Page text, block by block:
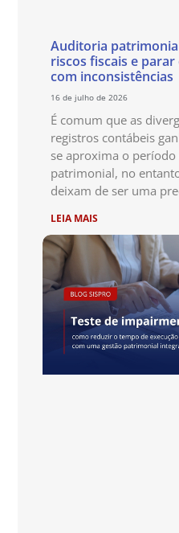
Auditoria
riscos fiscais e
com inconsistências
16 de julho de 2026
É comum que as
registros contábeis
se aproxima o
patrimonial, no
deixam de ser uma
LEIA MAIS